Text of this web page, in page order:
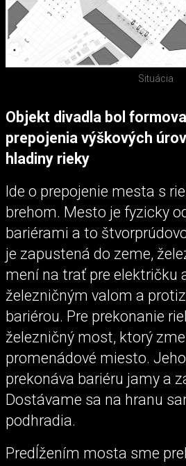
Situácia
Objekt divadla bol
prepojenia výškových
hladiny rieky
Ide o prepojenie mesta s
brehom. Mesto je fyzicky
bariérami a to
je zapustená do zeme,
mení na trať pre električku
železničným valom a
bariérou. Pre prekonanie
železničný most, ktorý
promenádové miesto.
prekonáva bariéru jamy a
Dostávame sa na hranu
podhradia.
Predĺžením mosta sme